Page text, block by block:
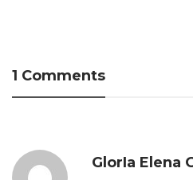
1 Comments
GlorIa Elena